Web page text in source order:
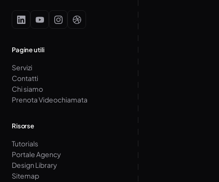
Pagine utili
Servizi
Contatti
Chi siamo
Prenota Videochiamata
Risorse
Tutorials
Portale Agency
Design Library
Sitemap